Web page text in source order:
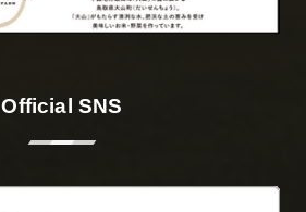
Official SNS